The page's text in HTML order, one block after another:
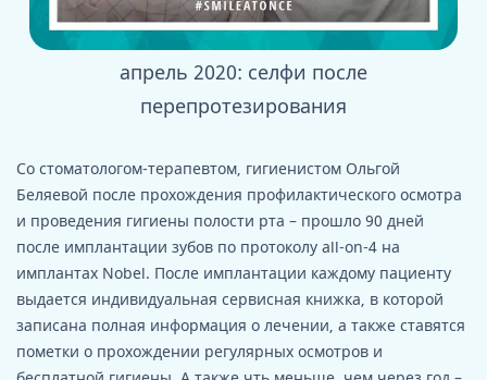
Со стоматологом-терапевтом, гигиенистом Ольгой
Беляевой после прохождения профилактического осмотра
и проведения гигиены полости рта – прошло 90 дней
после имплантации зубов по протоколу all-on-4 на
имплантах Nobel. После имплантации каждому пациенту
выдается индивидуальная сервисная книжка, в которой
записана полная информация о лечении, а также ставятся
пометки о прохождении регулярных осмотров и
апрель 2020: селфи после
перепротезирования